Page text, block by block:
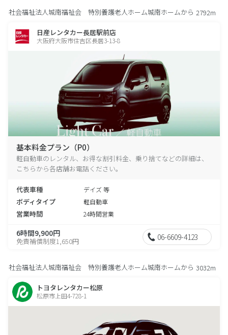
社会福祉法人城南福祉会 特別養護老人ホーム城南ホームから 2792m
日産レンタカー長居駅前店
大阪府大阪市住吉区長居3-13-8
基本料金プラン（P0）
軽自動車のレンタル、お得な割引料金、乗り捨てなどの詳細は、
こちらから各店舗お電話ください。
代表車種 デイズ 等
ボディタイプ 軽自動車
営業時間 24時間営業
6時間9,900円
免責補償制度1,650円 06-6609-4123
社会福祉法人城南福祉会 特別養護老人ホーム城南ホームから 3032m
トヨタレンタカー松原
松原市上田4-728-1